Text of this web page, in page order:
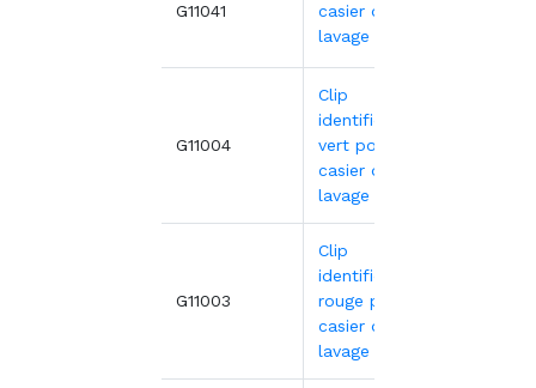
G11041
casier de
lavage
G11004
Clip
identification
vert pour
casier de
lavage
G11003
Clip
identification
rouge pour
casier de
lavage